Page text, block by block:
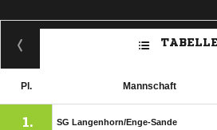
TABELLE
Pl. Mannschaft
1. SG Langenhorn/​Enge-Sande